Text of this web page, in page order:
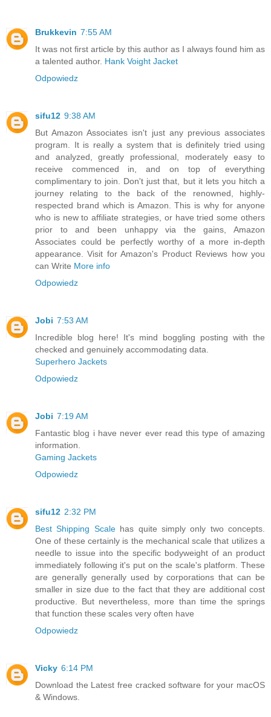
Brukkevin 7:55 AM
It was not first article by this author as I always found him as
a talented author. Hank Voight Jacket
Odpowiedz
sifu12 9:38 AM
But Amazon Associates isn't just any previous associates
program. It is really a system that is definitely tried using
and analyzed, greatly professional, moderately easy to
receive commenced in, and on top of everything
complimentary to join. Don't just that, but it lets you hitch a
journey relating to the back of the renowned, highly-
respected brand which is Amazon. This is why for anyone
who is new to affiliate strategies, or have tried some others
prior to and been unhappy via the gains, Amazon
Associates could be perfectly worthy of a more in-depth
appearance. Visit for Amazon's Product Reviews how you
can Write More info
Odpowiedz
Jobi 7:53 AM
Incredible blog here! It's mind boggling posting with the
checked and genuinely accommodating data.
Superhero Jackets
Odpowiedz
Jobi 7:19 AM
Fantastic blog i have never ever read this type of amazing
information.
Gaming Jackets
Odpowiedz
sifu12 2:32 PM
Best Shipping Scalehas quite simply only two concepts.
One of these certainly is the mechanical scale that utilizes a
needle to issue into the specific bodyweight of an product
immediately following it's put on the scale's platform. These
are generally generally used by corporations that can be
smaller in size due to the fact that they are additional cost
productive. But nevertheless, more than time the springs
that function these scales very often have
Odpowiedz
Vicky 6:14 PM
Download the Latest free cracked software for your macOS
& Windows.